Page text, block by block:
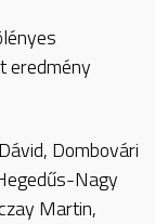
eredmény
Dombovári
Nagy
Martin,